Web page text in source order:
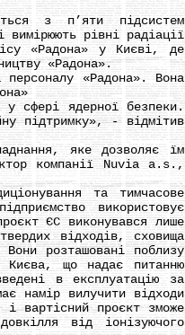
з п’яти підсистем
вимірюють рівні радіації
«Радона» у Києві, де
«Радона».
«Радона». Вона
сфері ядерної безпеки.
підтримку», - відмітив
яке дозволяє їм
компанії Nuvia a.s.,
та тимчасове
використовує
ЄС виконувався лише
відходів, сховища
розташовані поблизу
Києва, що надає питанню
в експлуатацію за
намір вилучити відходи
вартісний проєкт зможе
від іонізуючого